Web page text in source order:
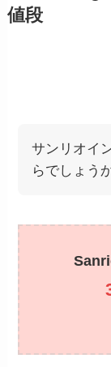
値段
サンリオイ
らでしょう